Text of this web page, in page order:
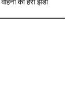
को हरी झंडी